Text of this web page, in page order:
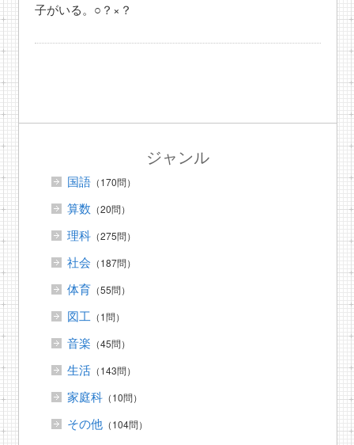
子がいる。○？×？
ジャンル
国語（170問）
算数 （20問）
理科（275問）
社会 （187問）
体育（55問）
図工 （1問）
音楽 （45問）
生活（143問）
家庭科（10問）
その他（104問）